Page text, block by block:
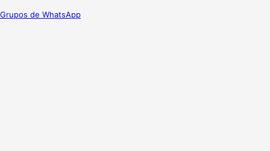
Grupos de WhatsApp